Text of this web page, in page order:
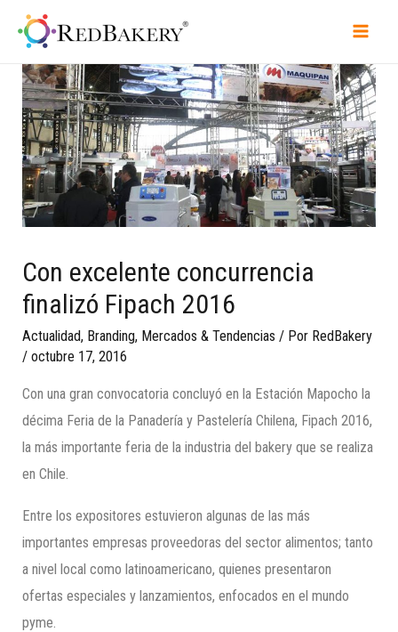
Con excelente concurrencia
finalizó Fipach 2016
Actualidad, Branding, Mercados & Tendencias / Por RedBakery
/octubre 17, 2016
Con una gran convocatoria concluyó en la Estación Mapocho la
décima Feria de la Panadería y Pastelería Chilena, Fipach 2016,
la más importante feria de la industria del bakery que se realiza
en Chile.
Entre los expositores estuvieron algunas de las más
importantes empresas proveedoras del sector alimentos; tanto
a nivel local como latinoamericano, quienes presentaron
ofertas especiales y lanzamientos, enfocados en el mundo
pyme.